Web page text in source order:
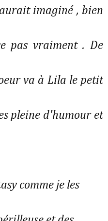
imaginé , bien
pas vraiment . De
va à Lila le petit
pleine d'humour et
comme je les